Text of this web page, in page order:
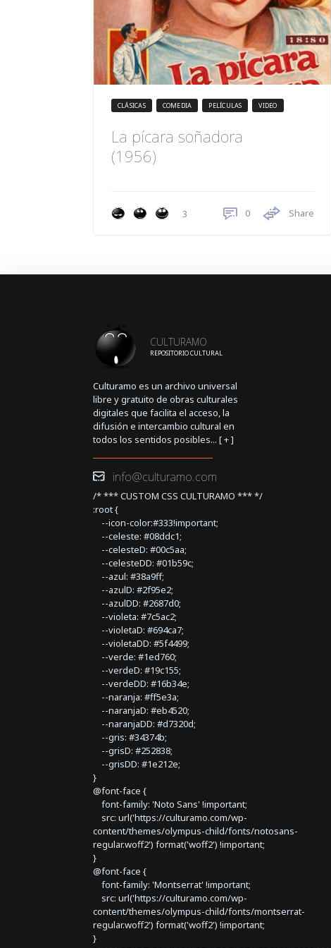
CLÁSICAS COMEDIA PELÍCULAS VIDEO
La pícara soñadora
(1956)
3 0 Share
CULTURAMO
REPOSITORIO CULTURAL
Culturamo es un archivo universal
libre y gratuito de obras culturales
digitales que facilita el acceso, la
difusión e intercambio cultural en
todos los sentidos posibles... [+]
info@culturamo.com
/* *** CUSTOM CSS CULTURAMO *** */
:root {
--icon-color:#333!important;
--celeste: #08ddc1;
--celesteD: #00c5aa;
--celesteDD: #01b59c;
--azul: #38a9ff;
--azulD: #2f95e2;
--azulDD: #2687d0;
--violeta: #7c5ac2;
--violetaD: #694ca7;
--violetaDD: #5f4499;
--verde: #1ed760;
--verdeD: #19c155;
--verdeDD: #16b34e;
--naranja: #ff5e3a;
--naranjaD: #eb4520;
--naranjaDD: #d7320d;
--gris: #34374b;
--grisD: #252838;
--grisDD: #1e212e;
}
@font-face {
font-family: 'Noto Sans' !important;
src: url('https://culturamo.com/wp-
content/themes/olympus-child/fonts/notosans-
regular.woff2') format('woff2') !important;
}
@font-face {
font-family: 'Montserrat' !important;
src: url('https://culturamo.com/wp-
content/themes/olympus-child/fonts/montserrat-
regular.woff2') format('woff2') !important;
}